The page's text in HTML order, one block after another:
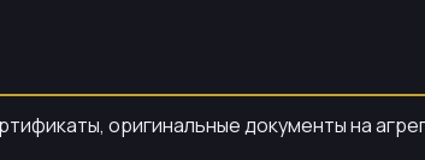
оригинальные документы на